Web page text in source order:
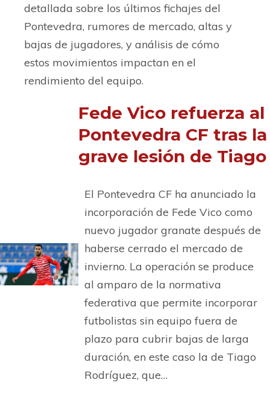
detallada sobre los últimos fichajes del
Pontevedra, rumores de mercado, altas y
bajas de jugadores, y análisis de cómo
estos movimientos impactan en el
rendimiento del equipo.
Fede Vico refuerza al
Pontevedra CF tras la
grave lesión de Tiago
El Pontevedra CF ha anunciado la
incorporación de Fede Vico como
nuevo jugador granate después de
haberse cerrado el mercado de
invierno. La operación se produce
al amparo de la normativa
federativa que permite incorporar
futbolistas sin equipo fuera de
plazo para cubrir bajas de larga
duración, en este caso la de Tiago
Rodríguez, que…